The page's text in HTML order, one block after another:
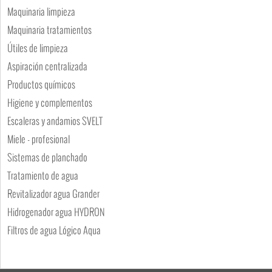
Maquinaria limpieza
Maquinaria tratamientos
Útiles de limpieza
Aspiración centralizada
Productos químicos
Higiene y complementos
Escaleras y andamios SVELT
Miele - profesional
Sistemas de planchado
Tratamiento de agua
Revitalizador agua Grander
Hidrogenador agua HYDRON
Filtros de agua Lógico Aqua